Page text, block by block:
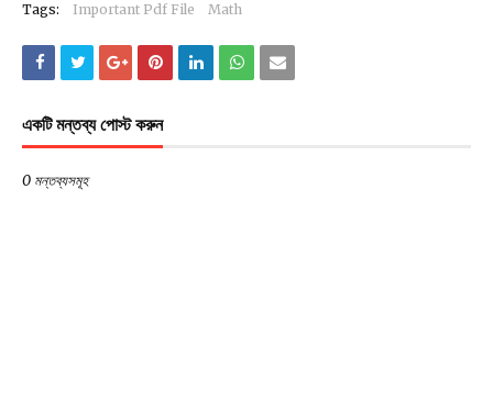
Tags: Important Pdf File Math
একটি মন্তব্য পোস্ট করুন
0 মন্তব্যসমূহ